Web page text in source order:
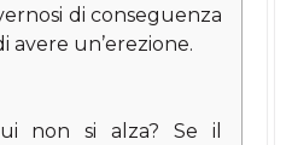
di conseguenza
avere un’erezione.
non si alza? Se il